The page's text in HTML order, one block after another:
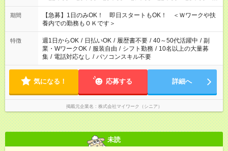
22：00 ・22：00～翌6：00 など
期間
【急募】1日のみOK！ 即日スタートもOK！ ＜Ｗワークや扶
養内での勤務もＯＫです＞
特徴 週1日からOK / 日払いOK / 履歴書不要 / 40～50代活躍中 / 副
業・WワークOK / 服装自由 / シフト勤務 / 10名以上の大量募
集 / 電話対応なし / パソコンスキル不要
気になる！ 応募する 詳細へ
掲載元企業名 株式会社マイワーク（シニア）
未読